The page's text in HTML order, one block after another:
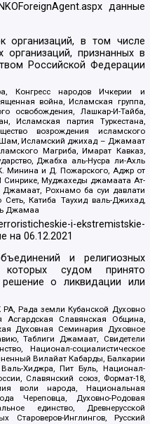
данные
организаций, в том числе
признанных в
Российской Федерации
Конгресс народов Ичкерии и
война, Исламская группа,
освобождения, Лашкар-И-Тайба,
Исламская партия Туркестана,
возрождения исламского
Исламский джихад – Джамаат
Магриба, Имарат Кавказ,
Джабха аль-Нусра ли-Ахль
Минина и Д. Пожарского, Аджр от
Синрике, Муджахеды джамаата Ат-
Джамаат, Рохнамо ба суи давлати
Сеть, Катиба Таухид валь-Джихад,
Джамаа
i-ekstremistskie-
на06.12.2021
и религиозных
судом принято
о ликвидации или
РА, Рада земли Кубанской Духовно
Славянская Община,
Духовная Семинария Духовное
Таблиги Джамаат, Свидетели
Национал-социалистическое
Вилайат Кабарды, Балкарии
Хиджра, Пит Буль, Национал-
Славянский союз, Формат-18,
воли народа, Национальная
Череповца, Духовно-Родовая
единство, Древнерусской
Староверов-Инглингов, Русский